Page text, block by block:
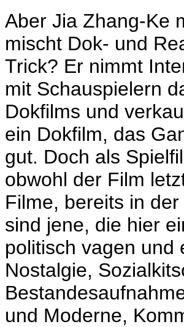
Aber Jia Zhang-Ke
mischt Dok- und
Trick? Er nimmt
mit Schauspielern
Dokfilms und
ein Dokfilm, das
gut. Doch als
obwohl der Film
Filme, bereits in
sind jene, die hier
politisch vagen und
Nostalgie,
und Moderne,